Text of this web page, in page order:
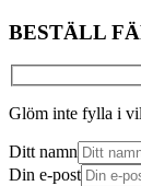
BESTÄLL
Glöm inte fylla i
Ditt namn
Din e-post